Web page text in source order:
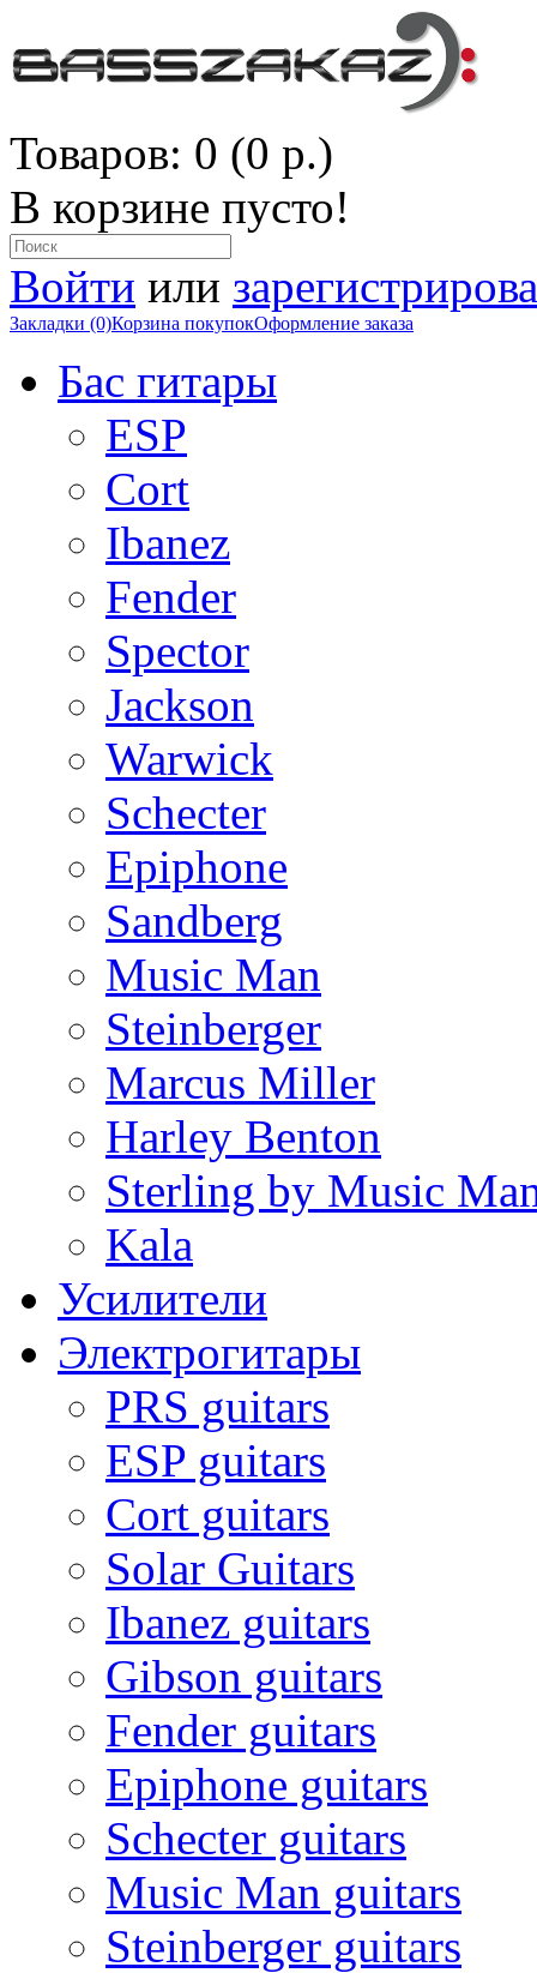
Товаров: 0 (0 р.)
В корзине пусто!
Войти или
Закладки (0)Корзина покупокОформление заказа
Бас гитары
ESP
Cort
Ibanez
Fender
Spector
Jackson
Warwick
Schecter
Epiphone
Sandberg
Music Man
Steinberger
Marcus Miller
Harley Benton
Sterling by Music
Kala
Усилители
Электрогитары
PRS guitars
ESP guitars
Cort guitars
Solar Guitars
Ibanez guitars
Gibson guitars
Fender guitars
Epiphone guitars
Schecter guitars
Music Man guitars
Steinberger guitars